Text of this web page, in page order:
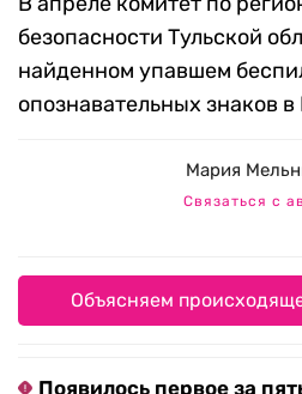
безопасности Тульской
найденном упавшем
опознавательных знаков
Мария
Связаться с
Объясняем
Появилось первое за